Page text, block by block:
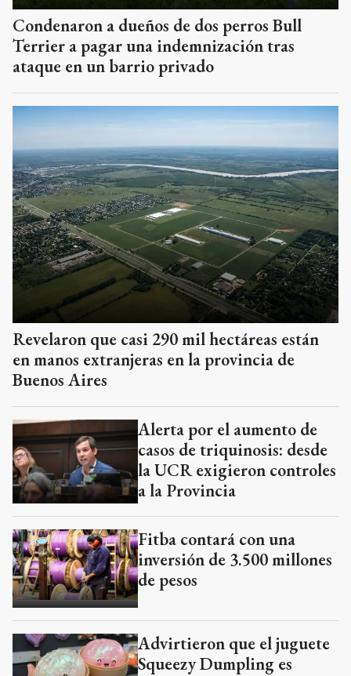
Revelaron que casi 290 mil hectáreas están
en manos extranjeras en la provincia de
Buenos Aires
Alerta por el aumento de
casos de triquinosis: desde
la UCR exigieron controles
Fitba contará con una
inversión de 3.500 millones
de pesos
Advirtieron que el juguete
Squeezy Dumpling es
altamente tóxico y pidieron
su retiro del mercado
PROVINCIA Añadir como fuente en